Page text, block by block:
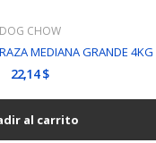
DOG CHOW
MEDIANA GRANDE 4KG
22,14 $
al carrito